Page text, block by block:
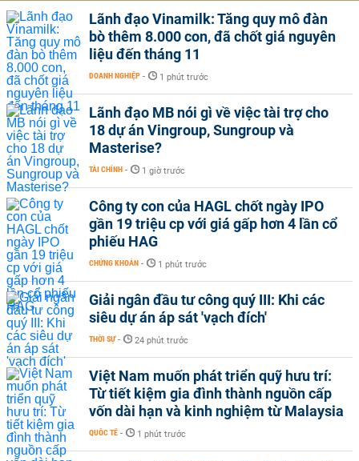
Lãnh đạo Vinamilk: Tăng quy mô đàn
bò thêm 8.000 con, đã chốt giá nguyên
liệu đến tháng 11
DOANH NGHIỆP - 1 phút trước
Lãnh đạo MB nói gì về việc tài trợ cho
18 dự án Vingroup, Sungroup và
Masterise?
TÀI CHÍNH - 1 giờ trước
Công ty con của HAGL chốt ngày IPO
gần 19 triệu cp với giá gấp hơn 4 lần cổ
phiếu HAG
CHỨNG KHOÁN - 1 phút trước
Giải ngân đầu tư công quý III: Khi các
siêu dự án áp sát 'vạch đích'
THỜI SỰ - 24 phút trước
Việt Nam muốn phát triển quỹ hưu trí:
Từ tiết kiệm gia đình thành nguồn cấp
vốn dài hạn và kinh nghiệm từ Malaysia
QUỐC TẾ - 1 phút trước